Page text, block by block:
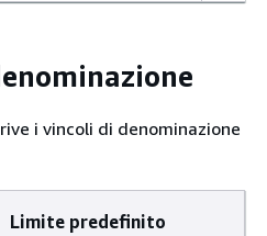
i vincoli di denominazione
Limite predefinito